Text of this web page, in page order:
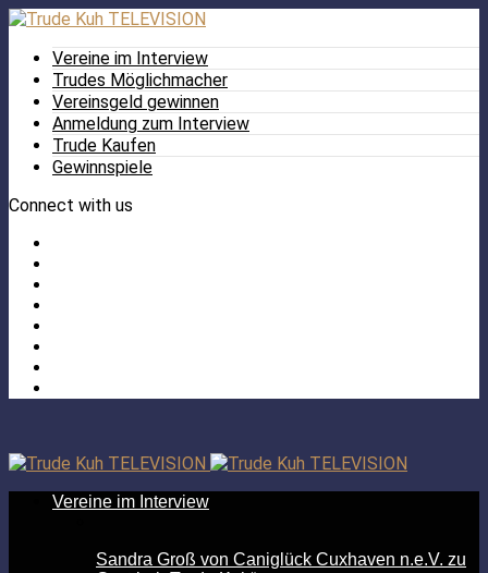
Vereine im Interview
Trudes Möglichmacher
Vereinsgeld gewinnen
Anmeldung zum Interview
Trude Kaufen
Gewinnspiele
Connect with us
Vereine im Interview
Sandra Groß von Caniglück Cuxhaven n.e.V. zu